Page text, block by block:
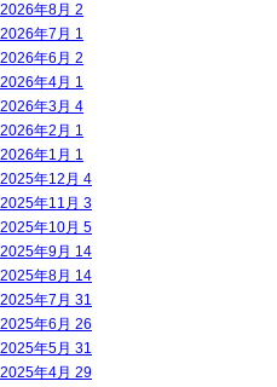
2026年8月 2
2026年7月 1
2026年6月 2
2026年4月 1
2026年3月 4
2026年2月 1
2026年1月 1
2025年12月 4
2025年11月 3
2025年10月 5
2025年9月 14
2025年8月 14
2025年7月 31
2025年6月 26
2025年5月 31
2025年4月 29